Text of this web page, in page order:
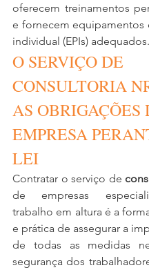
oferecem treinamentos
e fornecem equipamentos
individual (EPIs) adequados.
O SERVIÇO DE
CONSULTORIA
AS OBRIGAÇÕES
EMPRESA
LEI
Contratar o serviço de
de empresas
trabalho em altura é a
e prática de assegurar a
de todas as medidas
segurança dos